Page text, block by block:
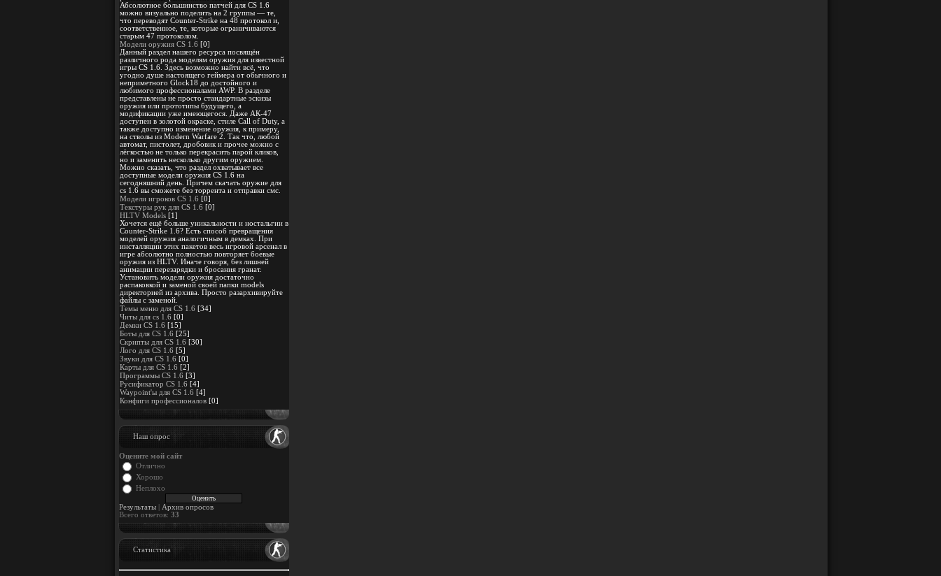
Абсолютное большинство патчей для CS 1.6
можно визуально поделить на 2 группы — те,
что переводят Counter-Strike на 48 протокол и,
соответственное, те, которые ограничиваются
старым 47 протоколом.
Модели оружия CS 1.6 [0]
Данный раздел нашего ресурса посвящён
различного рода моделям оружия для известной
игры CS 1.6. Здесь возможно найти всё, что
угодно душе настоящего геймера от обычного и
неприметного Glock18 до достойного и
любимого профессионалами AWP. В разделе
представлены не просто стандартные эскизы
оружия или прототипы будущего, а
модификации уже имеющегося. Даже АК-47
доступен в золотой окраске, стиле Call of Duty, а
также доступно изменение оружия, к примеру,
на стволы из Modern Warfare 2. Так что, любой
автомат, пистолет, дробовик и прочее можно с
лёгкостью не только перекрасить парой кликов,
но и заменить несколько другим оружием.
Можно сказать, что раздел охватывает все
доступные модели оружия CS 1.6 на
сегодняшний день. Причем скачать оружие для
cs 1.6 вы сможете без торрента и отправки смс.
Модели игроков CS 1.6 [0]
Текстуры рук для CS 1.6 [0]
HLTV Models [1]
Хочется ещё больше уникальности и ностальгии в
Counter-Strike 1.6? Есть способ превращения
моделей оружия аналогичным в демках. При
инсталляции этих пакетов весь игровой арсенал в
игре абсолютно полностью повторяет боевые
оружия из HLTV. Иначе говоря, без лишней
анимации перезарядки и бросания гранат.
Установить модели оружия достаточно
распаковкой и заменой своей папки models
директорией из архива. Просто разархивируйте
файлы с заменой.
Темы меню для CS 1.6 [34]
Читы для cs 1.6 [0]
Демки CS 1.6 [15]
Боты для CS 1.6 [25]
Скрипты для CS 1.6 [30]
Лого для CS 1.6 [5]
Звуки для CS 1.6 [0]
Карты для CS 1.6 [2]
Программы CS 1.6 [3]
Русификатор CS 1.6 [4]
Waypoint'ы для CS 1.6 [4]
Конфиги профессионалов [0]
Наш опрос
Оцените мой сайт
Отлично
Хорошо
Неплохо
Результаты|
Архив опросов
Всего ответов: 33
Статистика